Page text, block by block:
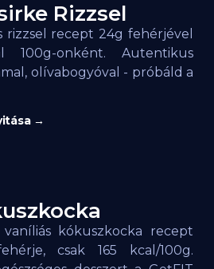
Rizzsel
rizzsel recept 24g fehérjével
100g-onként. Autentikus
olívabogyóval - próbáld a
→
kókuszkocka recept
csak 165 kcal/100g.